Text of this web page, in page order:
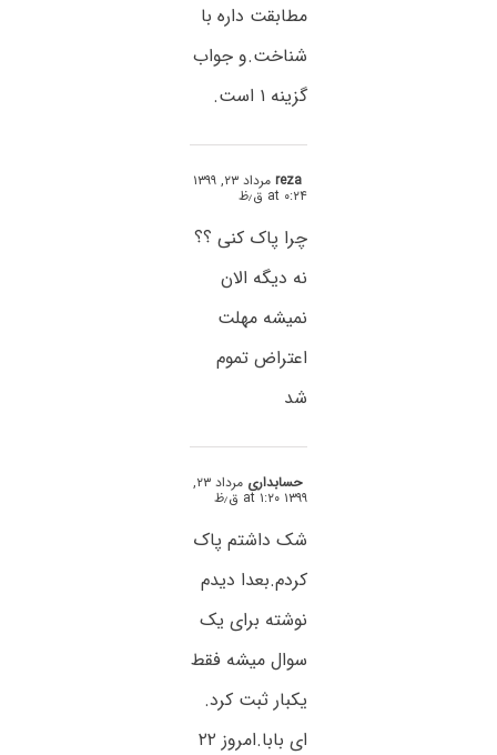
مطابقت داره با
شناخت.و جواب
گزینه ۱ است.
reza مرداد ۲۳, ۱۳۹۹
at ۰:۲۴ ق٫ظ
چرا پاک کنی ؟؟
نه دیگه الان
نمیشه مهلت
اعتراض تموم
شد
حسابداری مرداد ۲۳,
۱۳۹۹ at ۱:۲۰ ق٫ظ
شک داشتم پاک
کردم.بعدا دیدم
نوشته برای یک
سوال میشه فقط
یکبار ثبت کرد.
ای بابا.امروز ۲۲